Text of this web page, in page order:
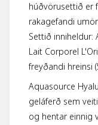
húðvörusettið er
rakagefandi
Settið inniheldur:
Lait Corporel
freyðandi hreinsi
Aquasource
geláferð sem
og hentar einnig